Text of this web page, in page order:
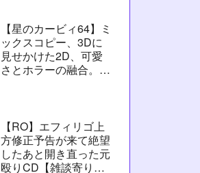
【星のカービィ64】ミ
ックスコピー、3Dに
見せかけた2D、可愛
さとホラーの融合。数
【RO】エフィリゴ上
方修正予告が来て絶望
したあと開き直った元
殴りCD【雑談寄りの